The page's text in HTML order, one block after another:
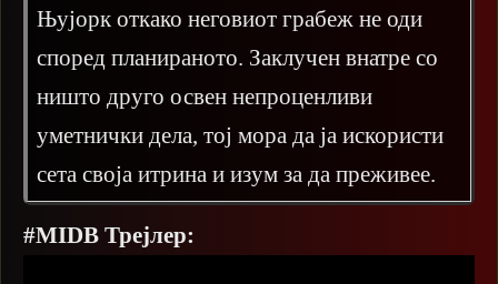
Њујорк откако неговиот грабеж не оди
според планираното. Заклучен внатре со
ништо друго освен непроценливи
уметнички дела, тој мора да ја искористи
сета своја итрина и изум за да преживее.
#MIDB Трејлер: